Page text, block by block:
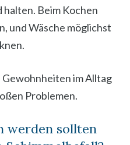
halten. Beim Kochen
und Wäsche möglichst
im Alltag
Problemen.
werden sollten